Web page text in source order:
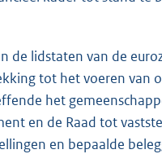
lidstaten van de
tot het voeren van
het
en de Raad tot
en bepaalde